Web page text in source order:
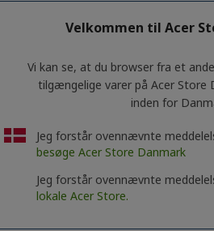
der matcher dit valg.
anmeldelser. Trusted Shops har
Velkommen til Acer
Vi kan se, at du browser fra et
tilgængelige varer på Acer Store
inden for
Jeg forstår ovennævnte
besøge Acer Store Danmark
Jeg forstår ovennævnte
lokale Acer Store.